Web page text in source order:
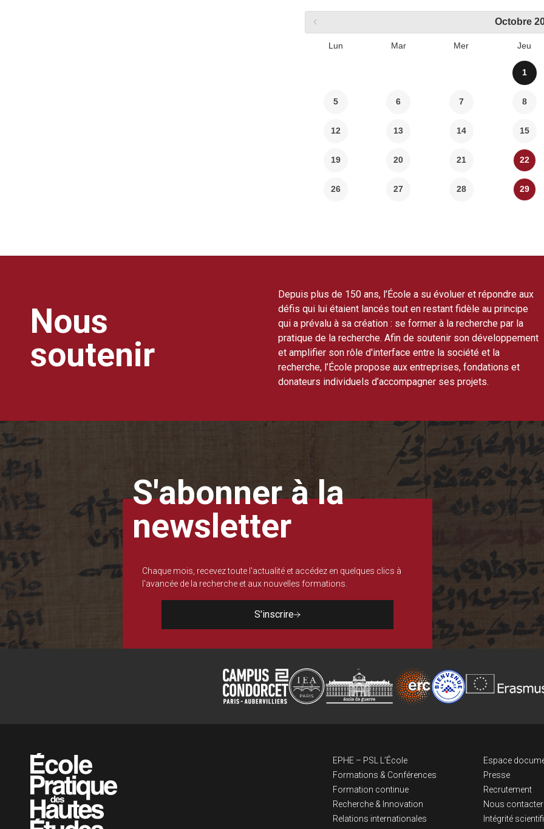
Octobre
Lun Mar Mer Jeu
1
5 6 7 8
12 13 14 15
19 20 21 22
26 27 28 29
Nous
soutenir
Depuis plus de 150 ans, l'École a su évoluer et répondre aux
défis qui lui étaient lancés tout en restant fidèle au principe
qui a prévalu à sa création : se former à la recherche par la
pratique de la recherche. Afin de soutenir son développement
et amplifier son rôle d'interface entre la société et la
recherche, l’École propose aux entreprises, fondations et
donateurs individuels d’accompagner ses projets.
S'abonner à la
newsletter
Chaque mois, recevez toute l'actualité et accédez en quelques clics à
l'avancée de la recherche et aux nouvelles formations.
S'inscrire
Navigation
EPHE – PSL L’École
Formations & Conférences
Formation continue
Recherche & Innovation
Relations internationales
Espace
Presse
Recrutement
Nous contacter
Intégrité